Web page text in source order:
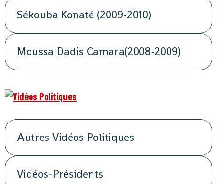
Sékouba Konaté (2009-2010)
Moussa Dadis Camara(2008-2009)
Autres Vidéos Politiques
Vidéos-Présidents